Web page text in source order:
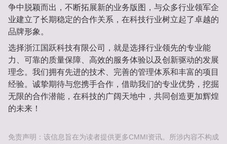
争中脱颖而出，不断拓展新的业务版图，与众多行业领军企
业建立了长期稳定的合作关系，在科技行业树立起了卓越的
品牌形象。
选择浙江国跃科技有限公司，就是选择行业领先的专业能
力、可靠的质量保障、高效的服务体验以及创新驱动的发展
理念。我们拥有先进的技术、完善的管理体系和丰富的项目
经验。诚挚期待与您携手合作，借助我们的专业优势，挖掘
无限的合作潜能，在科技的广阔天地中，共同创造更加辉煌
的未来！
免责声明：该信息旨在为读者提供更多CMMI资讯。所涉内容不构成